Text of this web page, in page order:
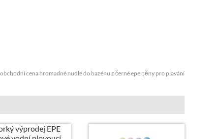
cena hromadné nudle do bazénu z černé epe pěny pro plavání